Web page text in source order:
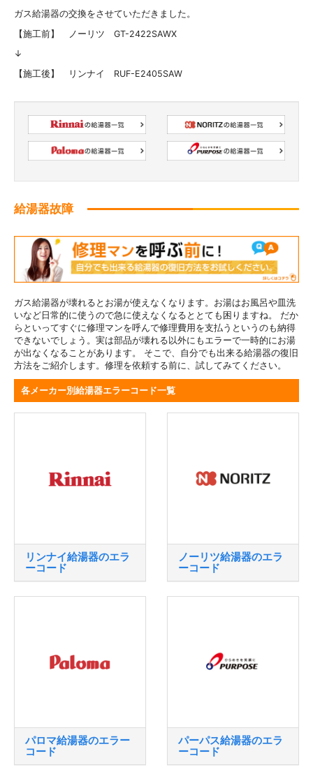
ガス給湯器の交換をさせていただきました。
【施工前】 ノーリツ GT-2422SAWX
↓
【施工後】 リンナイ RUF-E2405SAW
給湯器故障
ガス給湯器が壊れるとお湯が使えなくなります。お湯はお風呂や皿洗
いなど日常的に使うので急に使えなくなるととても困りますね。 だか
らといってすぐに修理マンを呼んで修理費用を支払うというのも納得
できないでしょう。実は部品が壊れる以外にもエラーで一時的にお湯
が出なくなることがあります。 そこで、自分でも出来る給湯器の復旧
方法をご紹介します。修理を依頼する前に、試してみてください。
各メーカー別給湯器エラーコード一覧
リンナイ給湯器のエラ
ーコード
ノーリツ給湯器のエラ
ーコード
パロマ給湯器のエラー
コード
パーパス給湯器のエラ
ーコード